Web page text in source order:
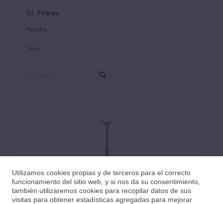
Filtros
Utilizamos cookies propias y de terceros para el correcto
funcionamiento del sitio web, y si nos da su consentimiento,
también utilizaremos cookies para recopilar datos de sus
visitas para obtener estadísticas agregadas para mejorar